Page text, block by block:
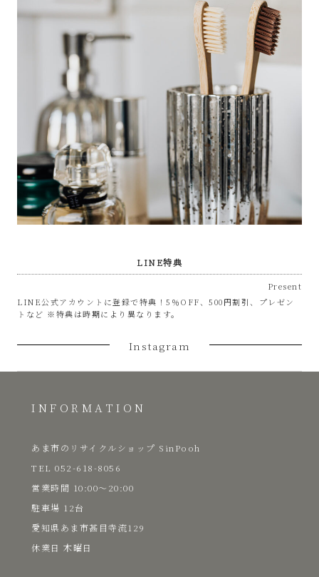
LINE特典
Present
LINE公式アカウントに登録で特典！5％OFF、500円割引、プレゼン
トなど ※特典は時期により異なります。
Instagram
INFORMATION
あま市のリサイクルショップ SinPooh
TEL 052-618-8056
​営業時間 10:00～20:00
駐車場 12台
愛知県あま市甚目寺流129
​休業日 木曜日